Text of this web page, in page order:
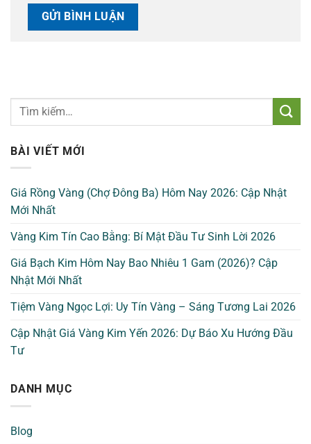
BÀI VIẾT MỚI
Giá Rồng Vàng (Chợ Đông Ba) Hôm Nay 2026: Cập Nhật
Mới Nhất
Vàng Kim Tín Cao Bằng: Bí Mật Đầu Tư Sinh Lời 2026
Giá Bạch Kim Hôm Nay Bao Nhiêu 1 Gam (2026)? Cập
Nhật Mới Nhất
Tiệm Vàng Ngọc Lợi: Uy Tín Vàng – Sáng Tương Lai 2026
Cập Nhật Giá Vàng Kim Yến 2026: Dự Báo Xu Hướng Đầu
Tư
DANH MỤC
Blog